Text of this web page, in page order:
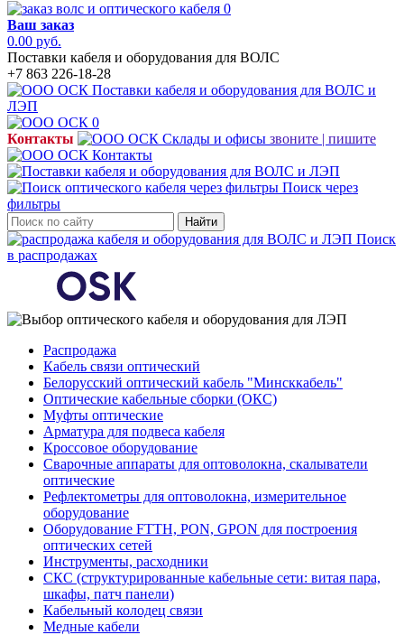
0
Ваш заказ
0.00 руб.
Поставки кабеля и оборудования для ВОЛС
+7 863 226-18-28
0
Контакты
звоните | пишите
Поиск через
фильтры
Найти
Поиск
в распродажах
Распродажа
Кабель связи оптический
Белорусский оптический кабель "Минсккабель"
Оптические кабельные сборки (ОКС)
Муфты оптические
Арматура для подвеса кабеля
Кроссовое оборудование
Сварочные аппараты для оптоволокна, скалыватели
оптические
Рефлектометры для оптоволокна, измерительное
оборудование
Оборудование FTTH, PON, GPON для построения
оптических сетей
Инструменты, расходники
СКС (структурированные кабельные сети: ​витая пара,
шкафы, патч панели)
Кабельный колодец связи
Медные кабели